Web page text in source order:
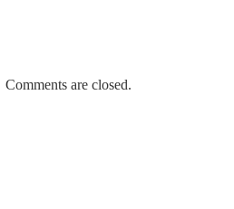
Comments are closed.